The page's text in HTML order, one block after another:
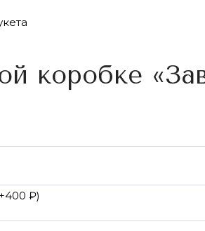
коробке
400 ₽)